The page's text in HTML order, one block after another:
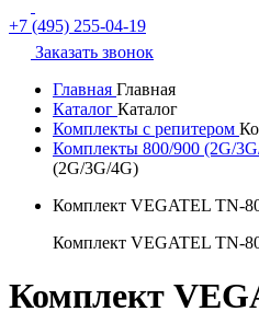
+7 (495) 255-04-19
Заказать звонок
Главная Главная
Каталог Каталог
Комплекты с репитером
Комплекты 800/900 (2G/
(2G/3G/4G)
Комплект VEGATEL TN-
Комплект VEGATEL TN-
Комплект